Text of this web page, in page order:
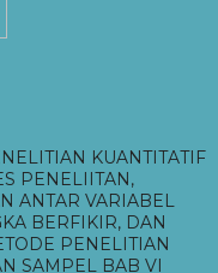
KUANTITATIF
PENELIITAN,
ANTAR VARIABEL
BERFIKIR, DAN
PENELITIAN
SAMPEL BAB VI